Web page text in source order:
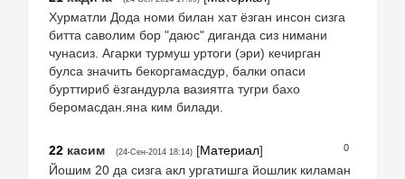
Хурматли Дода номи билан хат ёзган инсон сизга
битта саволим бор "даюс" диганда сиз нимани
чунасиз. Агарки турмуш уртоги (эри) кечирган
булса значить бекоргамасдур, балки опаси
бурттириб ёзгандурла вазиятга тугри бахо
беромасдан.яна ким билади.
0
22 касим (24-Сен-2014 18:14) [Материал]
Йошим 20 да сизга акл ургатишга йошлик киламан